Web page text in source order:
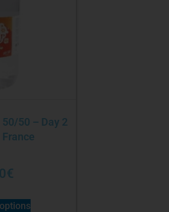
50/50 – Day 2
France
€
options